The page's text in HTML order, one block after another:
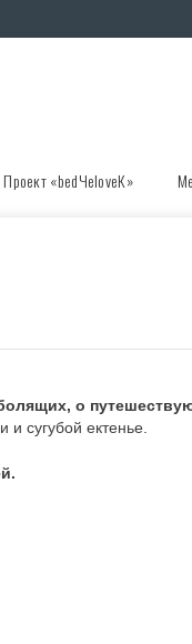
Проект «bedЧеloveК»
о
сугубой ектенье.